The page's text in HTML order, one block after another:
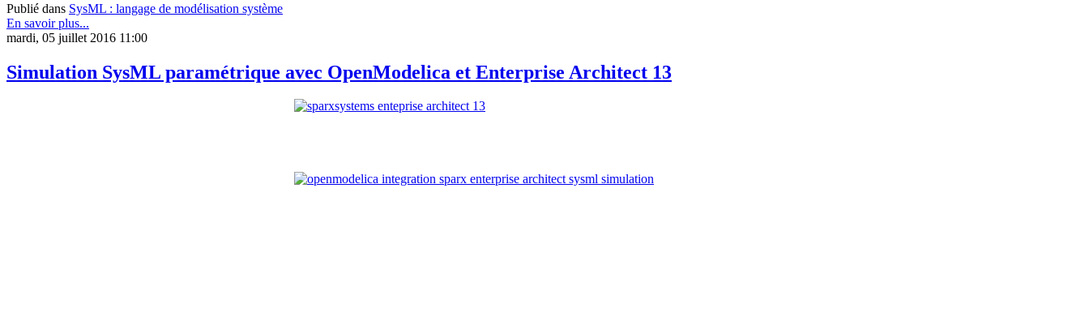
Publié dans SysML : langage de modélisation système
En savoir plus...
mardi, 05 juillet 2016 11:00
Simulation SysML paramétrique avec OpenModelica et Enterprise Architect 13